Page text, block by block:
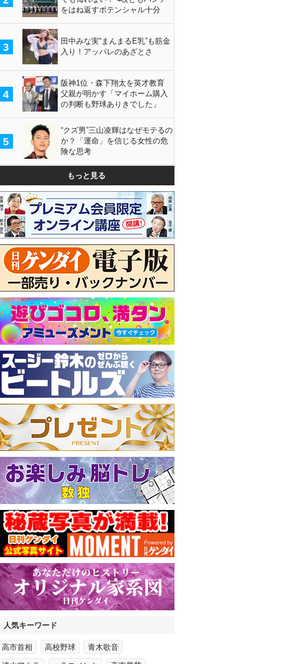
をはね返すポテンシャル十分
3
田中みな実“まんまるE乳”も筋金
入り！アッパレのあざとさ
4
阪神1位・森下翔太を英才教育
父親が明かす「マイホーム購入
の判断も野球ありきでした」
5
“クズ男”三山凌輝はなぜモテるの
か？「運命」を信じる女性の危
険な思考
もっと見る
人気キーワード
高市首相 高校野球 青木歌音